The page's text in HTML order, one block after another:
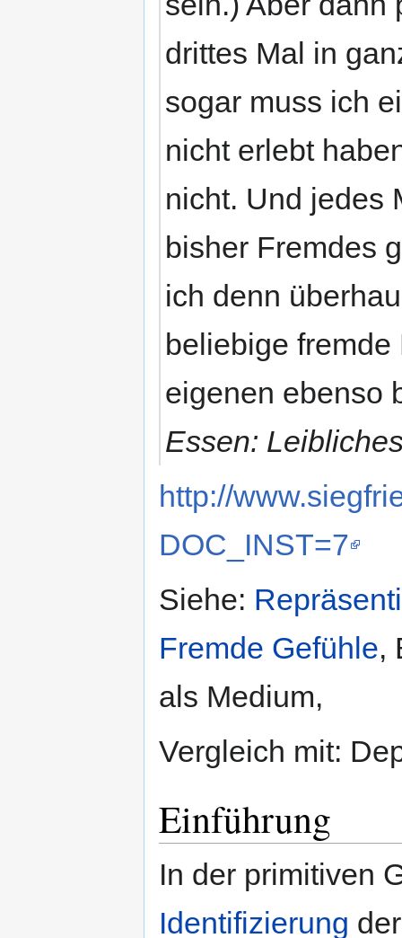
drittes Mal in
sogar muss ich
nicht erlebt
nicht. Und jedes
bisher Fremdes
ich denn
beliebige
eigenen ebenso
Essen:
http://
DOC_INST=7
Siehe:
Fremde Gefühle,
als Medium,
Vergleich mit:
Einführung
In der primitiven
Identifizierung